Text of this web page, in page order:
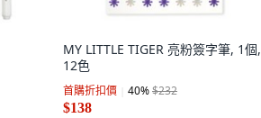
MY LITTLE TIGER 亮粉簽字筆, 1個,
12色
首購折扣價 40%$232
$138